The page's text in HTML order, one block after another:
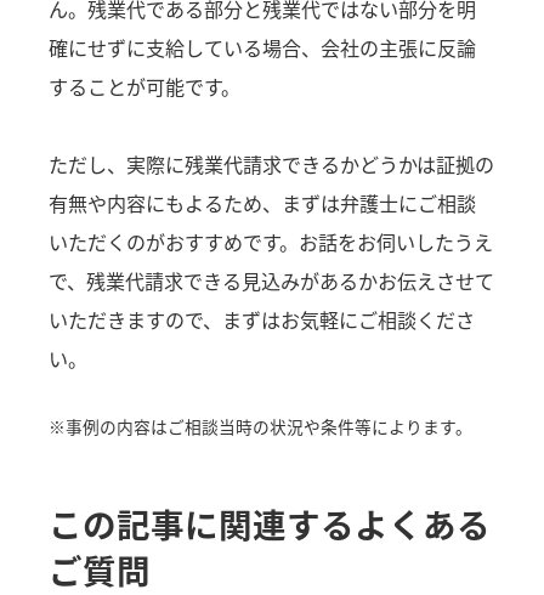
ん。残業代である部分と残業代ではない部分を明
確にせずに支給している場合、会社の主張に反論
することが可能です。
ただし、実際に残業代請求できるかどうかは証拠の
有無や内容にもよるため、まずは弁護士にご相談
いただくのがおすすめです。お話をお伺いしたうえ
で、残業代請求できる見込みがあるかお伝えさせて
いただきますので、まずはお気軽にご相談くださ
い。
※事例の内容はご相談当時の状況や条件等によります。
この記事に関連するよくある
ご質問